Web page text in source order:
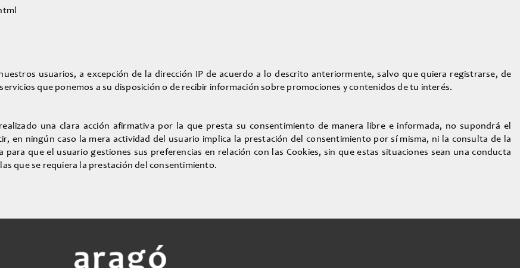
usuarios, a excepción de la dirección IP de acuerdo a lo descrito anteriormente, salvo que quiera registrarse, de
que ponemos a su disposición o de recibir información sobre promociones y contenidos de tu interés.
una clara acción afirmativa por la que presta su consentimiento de manera libre e informada, no supondrá el
en ningún caso la mera actividad del usuario implica la prestación del consentimiento por sí misma, ni la consulta de la
que el usuario gestiones sus preferencias en relación con las Cookies, sin que estas situaciones sean una conducta
que se requiera la prestación del consentimiento.